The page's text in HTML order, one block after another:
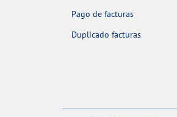
Pago de facturas
Duplicado facturas